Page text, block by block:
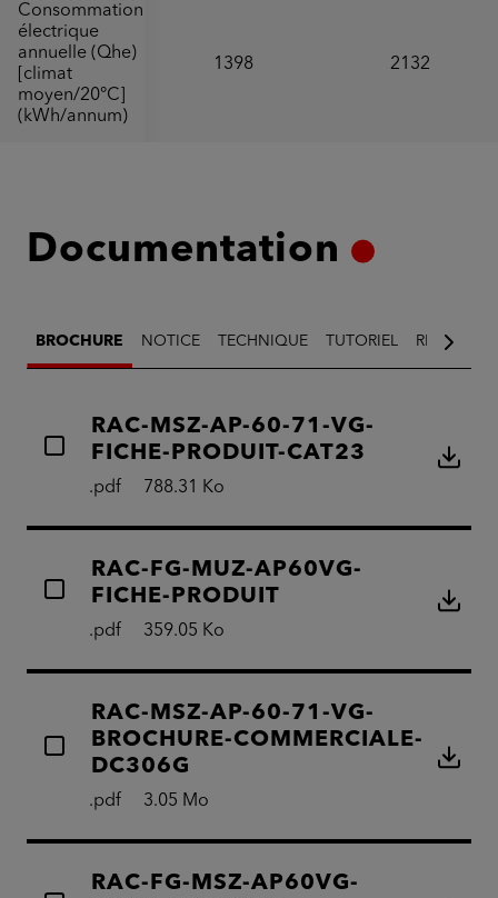
Consommation
électrique
annuelle (Qhe)
[climat
moyen/20°C]
(kWh/annum)
1398 2132
Documentation
BROCHURE NOTICE TECHNIQUE TUTORIEL
RAC-MSZ-AP-60-71-VG-
FICHE-PRODUIT-CAT23
.pdf 788.31 Ko
RAC-FG-MUZ-AP60VG-
FICHE-PRODUIT
.pdf 359.05 Ko
RAC-MSZ-AP-60-71-VG-
BROCHURE-COMMERCIALE-
DC306G
.pdf 3.05 Mo
RAC-FG-MSZ-AP60VG-